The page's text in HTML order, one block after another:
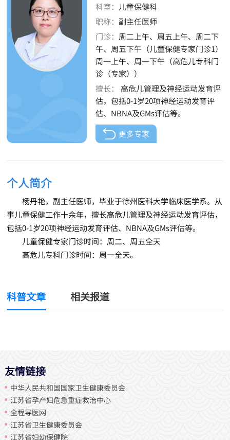
科室： 儿童保健科
职称： 副主任医师
门诊： 周二上午、周五上午、周二下
午、周五下午（儿童保健专家门诊1）
周一上午、周一下午（高危儿专科门
诊（专家））
擅长：
高危儿管理及神经运动发育评
估，包括0-1岁20项神经运动发育评
估、NBNA及GMs评估等。
更多专家
个人简介
杨丹艳，副主任医师，毕业于徐州医科大学临床医学系。从
事儿童保健工作十余年，擅长高危儿管理及神经运动发育评估，
包括0-1岁20项神经运动发育评估、NBNA及GMs评估等。
儿童保健专家门诊时间：周二、周五全天
高危儿专科门诊时间：周一全天。
科普文章 相关报道
友情链接
中华人民共和国国家卫生健康委员会
江苏省孕产妇危急重症救治中心
全程导医网
江苏省卫生健康委员会
江苏省妇幼保健院